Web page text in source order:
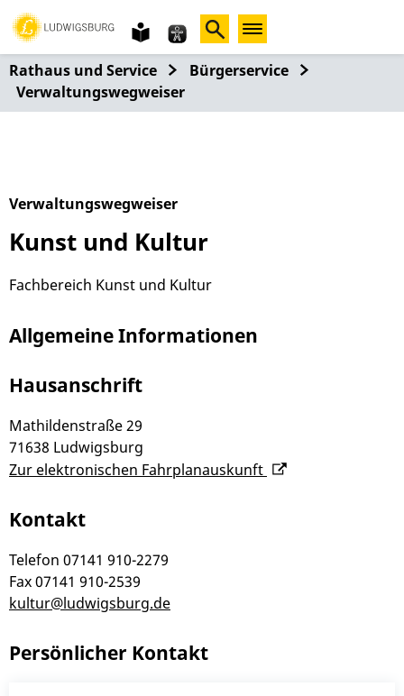
Gebärdensprache
leichte
Sprache
Rathaus und Service
Bürgerservice
Verwaltungswegweiser
Verwaltungswegweiser
Kunst und Kultur
Fachbereich Kunst und Kultur
Allgemeine Informationen
Hausanschrift
Mathildenstraße 29
71638 Ludwigsburg
Zur elektronischen Fahrplanauskunft
Kontakt
Telefon 07141 910-2279
Fax07141 910-2539
kultur@ludwigsburg.de
Persönlicher Kontakt